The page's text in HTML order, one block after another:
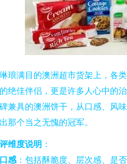
琅满目的澳洲超市货架上，各
绝佳伴侣，更是许多人心中的
兼具的澳洲饼干，从口感、风
那个当之无愧的冠军。
维度说明 ：
口感 ：包括酥脆度、层次感、是否